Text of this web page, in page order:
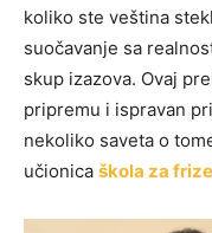
koliko ste veština
suočavanje sa
skup izazova. Ovaj
pripremu i ispravan
nekoliko saveta o
učionica škola za